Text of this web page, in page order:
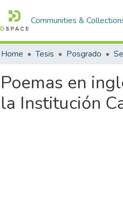
Communities &
Home Tesis Posgrado
Poemas en
la Institución